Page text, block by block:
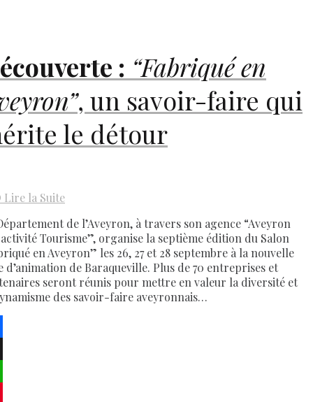
: “Fabriqué en
, un savoir-faire qui
le détour
Lire la Suite
de l’Aveyron, à travers son agence “Aveyron
Tourisme”, organise la septième édition du Salon
en Aveyron” les 26, 27 et 28 septembre à la nouvelle
d’animation de Baraqueville. Plus de 70 entreprises et
seront réunis pour mettre en valeur la diversité et
des savoir-faire aveyronnais…